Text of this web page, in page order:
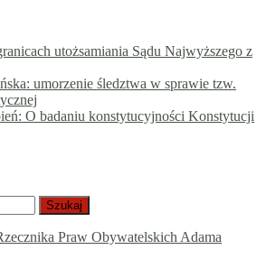
utożsamiania Sądu Najwyższego z
umorzenie śledztwa w sprawie tzw.
O badaniu konstytucyjności Konstytucji
Praw Obywatelskich Adama